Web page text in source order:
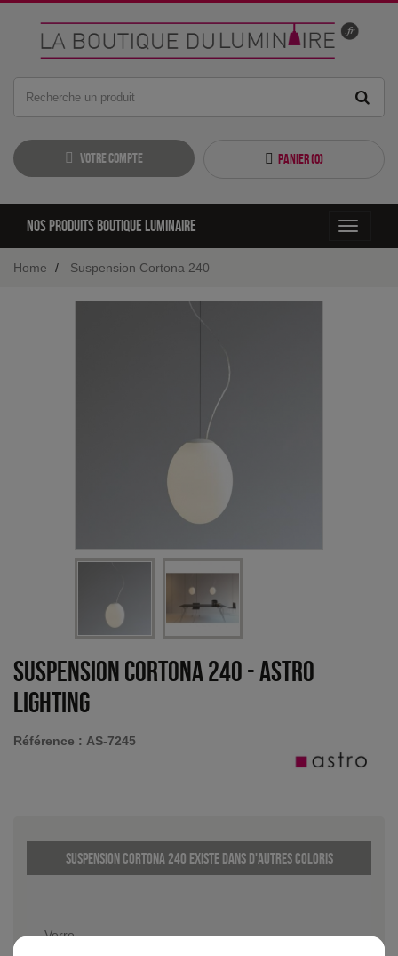
Votre compte Panier (0)
Toggle
Nos produits boutique luminaire
Home Suspension Cortona 240
Suspension Cortona 240 -Astro
Lighting
Référence : AS-7245
Suspension Cortona 240 existe dans d'autres coloris
Verre